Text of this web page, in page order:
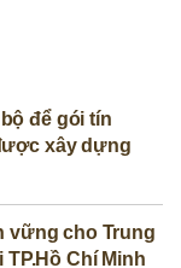
để gói tín
xây dựng
vững cho Trung
Chí Minh